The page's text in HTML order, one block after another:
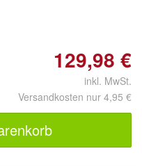
129,98 €
inkl. MwSt.
Versandkosten nur 4,95 €